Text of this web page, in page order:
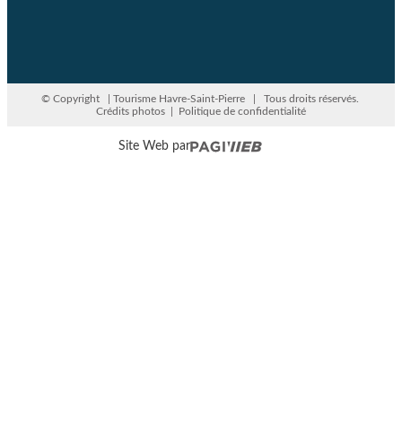
© Copyright
| Tourisme Havre-Saint-Pierre | Tous droits réservés.
Crédits photos
Politique de confidentialité
Site Web par